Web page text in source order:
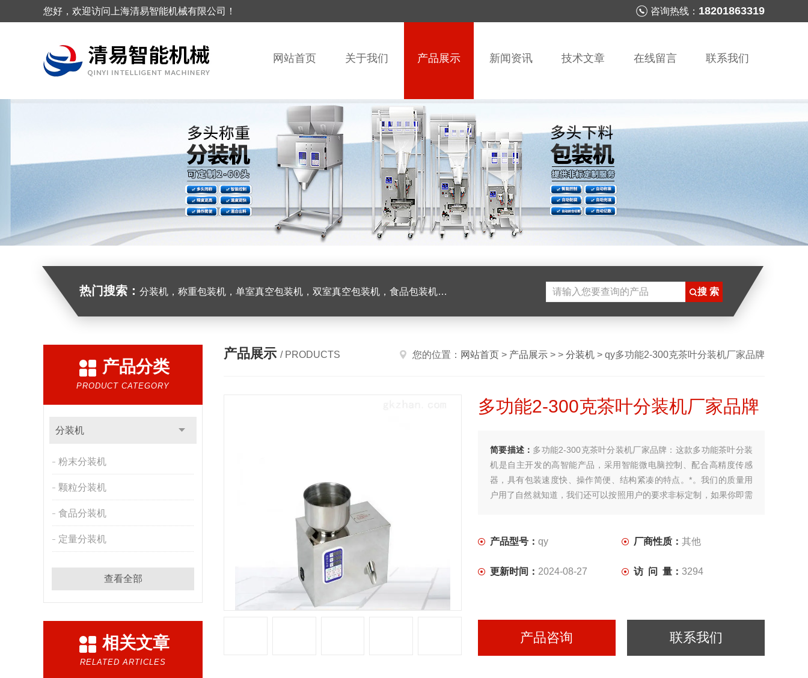
您好，欢迎访问上海清易智能机械有限公司！ 咨询热线： 18201863319
网站首页 关于我们 产品展示 新闻资讯 技术文章 在线留言 联系我们
热门搜索： 分装机，称重包装机，单室真空包装机，双室真空包装机，食品包装机，半自动灌装机
产品分类
PRODUCT CATEGORY
分装机
粉末分装机
颗粒分装机
食品分装机
定量分装机
查看全部
相关文章
RELATED ARTICLES
产品展示 / PRODUCTS 您的位置： 网站首页 > 产品展示 > > 分装机 > qy多功能2-300克茶叶分装机厂家品牌
多功能2-300克茶叶分装机厂家品牌
简要描述： 多功能2-300克茶叶分装机厂家品牌：这款多功能茶叶分装
机是自主开发的高智能产品，采用智能微电脑控制、配合高精度传感
器，具有包装速度快、操作简便、结构紧凑的特点。*。我们的质量用
户用了自然就知道，我们还可以按照用户的要求非标定制，如果你即需
产品型号： qy 厂商性质： 其他
更新时间： 2024-08-27 访 问 量： 3294
产品咨询 联系我们